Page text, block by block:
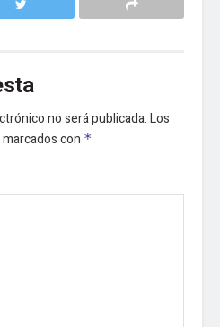
no será publicada.Los
con *